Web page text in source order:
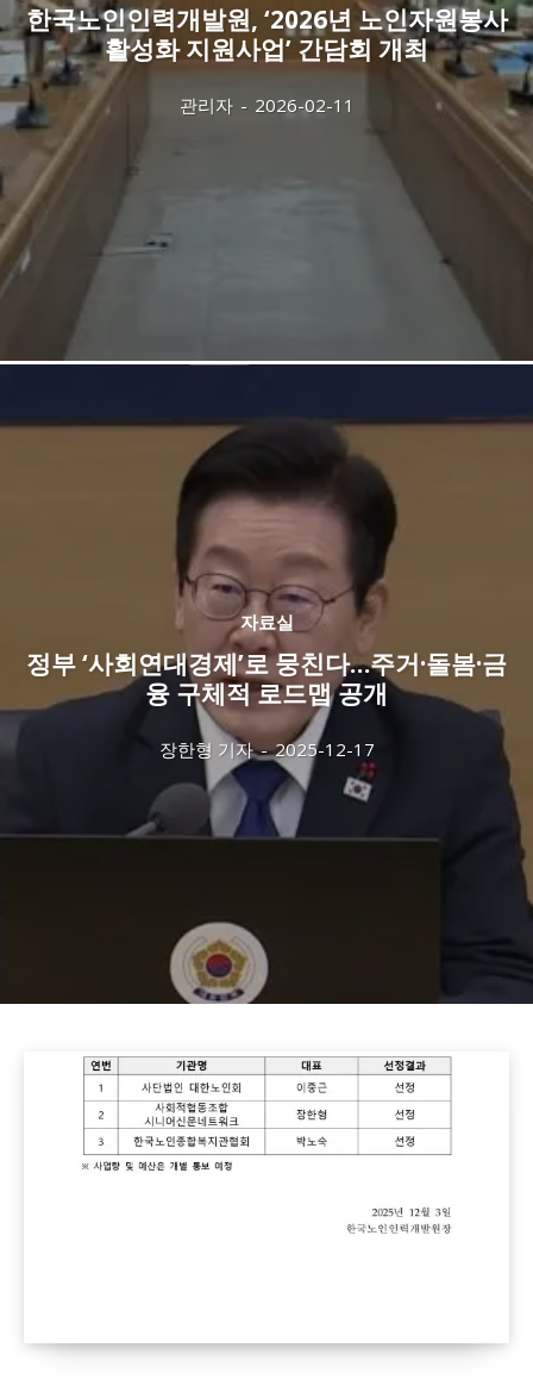
한국노인인력개발원, ‘2026년 노인자원봉사
활성화 지원사업’ 간담회 개최
관리자 - 2026-02-11
자료실
정부 ‘사회연대경제’로 뭉친다…주거·돌봄·금
융 구체적 로드맵 공개
장한형 기자 - 2025-12-17